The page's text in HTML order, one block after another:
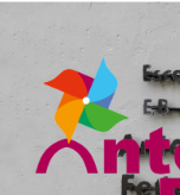
Pular
para
conteúdo